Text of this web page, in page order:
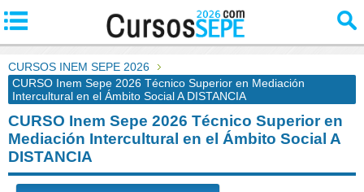
CURSOS INEM SEPE 2026
CURSO Inem Sepe 2026 Técnico Superior en Mediación
Intercultural en el Ámbito Social A DISTANCIA
CURSO Inem Sepe 2026 Técnico Superior en
Mediación Intercultural en el Ámbito Social A
DISTANCIA